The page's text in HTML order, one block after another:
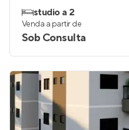
studio a 2
Venda a partir de
Sob Consulta